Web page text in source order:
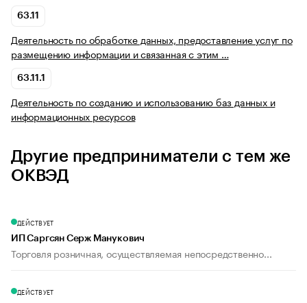
63.11
Деятельность по обработке данных, предоставление услуг по
размещению информации и связанная с этим …
63.11.1
Деятельность по созданию и использованию баз данных и
информационных ресурсов
Другие предприниматели с тем же
ОКВЭД
ДЕЙСТВУЕТ
ИП Саргсян Серж Манукович
Торговля розничная, осуществляемая непосредственно...
ДЕЙСТВУЕТ